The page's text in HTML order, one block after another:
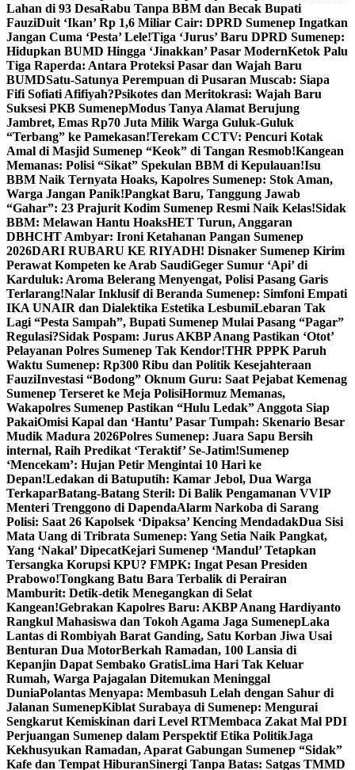
Lahan di 93 DesaRabu Tanpa BBM dan Becak Bupati
FauziDuit ‘Ikan’ Rp 1,6 Miliar Cair: DPRD Sumenep Ingatkan
Jangan Cuma ‘Pesta’ Lele!Tiga ‘Jurus’ Baru DPRD Sumenep:
Hidupkan BUMD Hingga ‘Jinakkan’ Pasar ModernKetok Palu
Tiga Raperda: Antara Proteksi Pasar dan Wajah Baru
BUMDSatu-Satunya Perempuan di Pusaran Muscab: Siapa
Fifi Sofiati Afifiyah?Psikotes dan Meritokrasi: Wajah Baru
Suksesi PKB SumenepModus Tanya Alamat Berujung
Jambret, Emas Rp70 Juta Milik Warga Guluk-Guluk
“Terbang” ke Pamekasan!Terekam CCTV: Pencuri Kotak
Amal di Masjid Sumenep “Keok” di Tangan Resmob!Kangean
Memanas: Polisi “Sikat” Spekulan BBM di Kepulauan!Isu
BBM Naik Ternyata Hoaks, Kapolres Sumenep: Stok Aman,
Warga Jangan Panik!Pangkat Baru, Tanggung Jawab
“Gahar”: 23 Prajurit Kodim Sumenep Resmi Naik Kelas!Sidak
BBM: Melawan Hantu HoaksHET Turun, Anggaran
DBHCHT Ambyar: Ironi Ketahanan Pangan Sumenep
2026DARI RUBARU KE RIYADH! Disnaker Sumenep Kirim
Perawat Kompeten ke Arab SaudiGeger Sumur ‘Api’ di
Karduluk: Aroma Belerang Menyengat, Polisi Pasang Garis
Terlarang!Nalar Inklusif di Beranda Sumenep: Simfoni Empati
IKA UNAIR dan Dialektika Estetika LesbumiLebaran Tak
Lagi “Pesta Sampah”, Bupati Sumenep Mulai Pasang “Pagar”
Regulasi?Sidak Pospam: Jurus AKBP Anang Pastikan ‘Otot’
Pelayanan Polres Sumenep Tak Kendor!THR PPPK Paruh
Waktu Sumenep: Rp300 Ribu dan Politik Kesejahteraan
FauziInvestasi “Bodong” Oknum Guru: Saat Pejabat Kemenag
Sumenep Terseret ke Meja PolisiHormuz Memanas,
Wakapolres Sumenep Pastikan “Hulu Ledak” Anggota Siap
PakaiOmisi Kapal dan ‘Hantu’ Pasar Tumpah: Skenario Besar
Mudik Madura 2026Polres Sumenep: Juara Sapu Bersih
internal, Raih Predikat ‘Teraktif’ Se-Jatim!Sumenep
‘Mencekam’: Hujan Petir Mengintai 10 Hari ke
Depan!Ledakan di Batuputih: Kamar Jebol, Dua Warga
TerkaparBatang-Batang Steril: Di Balik Pengamanan VVIP
Menteri Trenggono di DapendaAlarm Narkoba di Sarang
Polisi: Saat 26 Kapolsek ‘Dipaksa’ Kencing MendadakDua Sisi
Mata Uang di Tribrata Sumenep: Yang Setia Naik Pangkat,
Yang ‘Nakal’ DipecatKejari Sumenep ‘Mandul’ Tetapkan
Tersangka Korupsi KPU? FMPK: Ingat Pesan Presiden
Prabowo!Tongkang Batu Bara Terbalik di Perairan
Mamburit: Detik-detik Menegangkan di Selat
Kangean!Gebrakan Kapolres Baru: AKBP Anang Hardiyanto
Rangkul Mahasiswa dan Tokoh Agama Jaga SumenepLaka
Lantas di Rombiyah Barat Ganding, Satu Korban Jiwa Usai
Benturan Dua MotorBerkah Ramadan, 100 Lansia di
Kepanjin Dapat Sembako GratisLima Hari Tak Keluar
Rumah, Warga Pajagalan Ditemukan Meninggal
DuniaPolantas Menyapa: Membasuh Lelah dengan Sahur di
Jalanan SumenepKiblat Surabaya di Sumenep: Mengurai
Sengkarut Kemiskinan dari Level RTMembaca Zakat Mal PDI
Perjuangan Sumenep dalam Perspektif Etika PolitikJaga
Kekhusyukan Ramadan, Aparat Gabungan Sumenep “Sidak”
Kafe dan Tempat HiburanSinergi Tanpa Batas: Satgas TMMD